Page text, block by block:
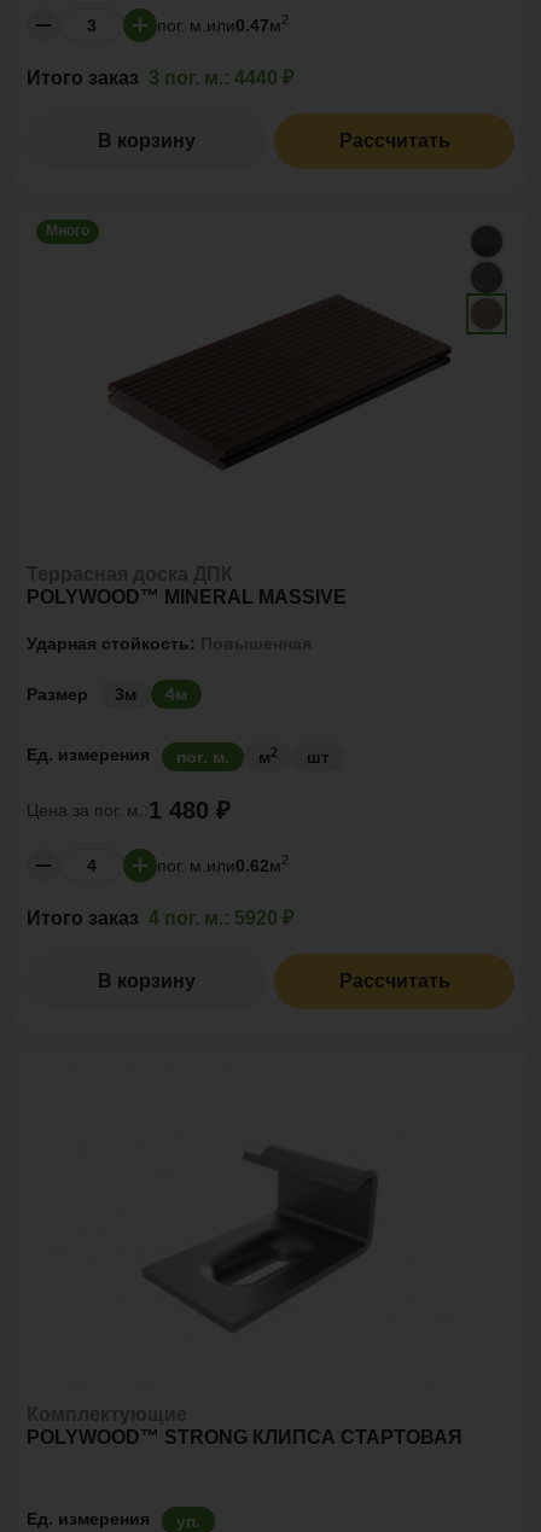
пог. м. или0.47м2
Итого заказ 3 пог. м.: 4440 ₽
В корзину Рассчитать
Много
POLYWOOD™ MINERAL MASSIVE
Ударная стойкость:
Размер 3м 4м
Ед. измерения пог. м. м2 шт
Цена за пог. м.:1 480 ₽
пог. м. или0.62м2
Итого заказ 4 пог. м.: 5920 ₽
В корзину Рассчитать
POLYWOOD™ STRONG КЛИПСА СТАРТОВАЯ
Ед. измерения уп.